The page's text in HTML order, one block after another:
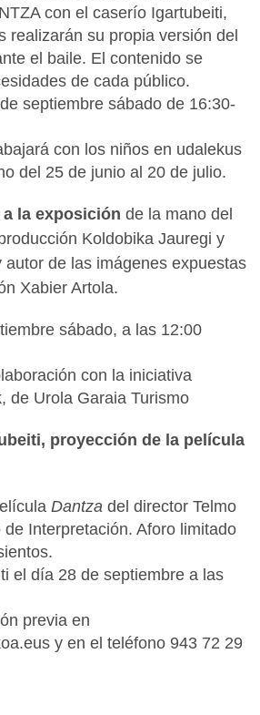
con el caserío Igartubeiti,
realizarán su propia versión del
el baile. El contenido se
de cada público.
septiembre sábado de 16:30-
con los niños en udalekus
del 25 de junio al 20 de julio.
la exposición de la mano del
Koldobika Jauregi y
autor de las imágenes expuestas
Xabier Artola.
sábado, a las 12:00
con la iniciativa
de Urola Garaia Turismo
proyección de la película
Dantza del director Telmo
Interpretación. Aforo limitado
el día 28 de septiembre a las
previa en
y en el teléfono 943 72 29